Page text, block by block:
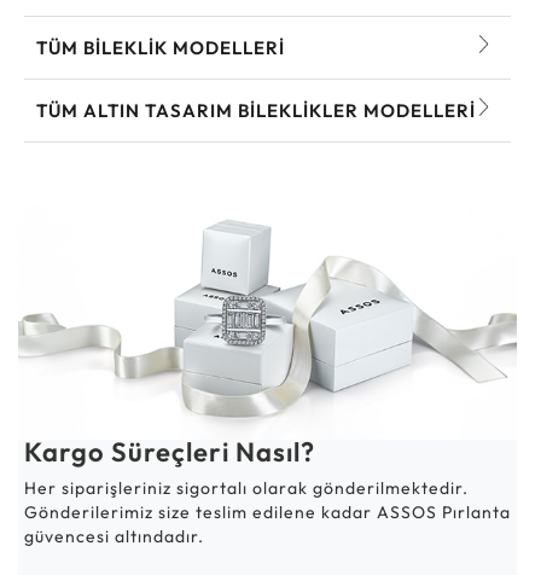
TÜM BILEKLIK MODELLERI
TÜM ALTIN TASARIM BILEKLIKLER MODELLERI
Kargo Süreçleri Nasıl?
Her siparişleriniz sigortalı olarak gönderilmektedir.
Gönderilerimiz size teslim edilene kadar ASSOS Pırlanta
güvencesi altındadır.